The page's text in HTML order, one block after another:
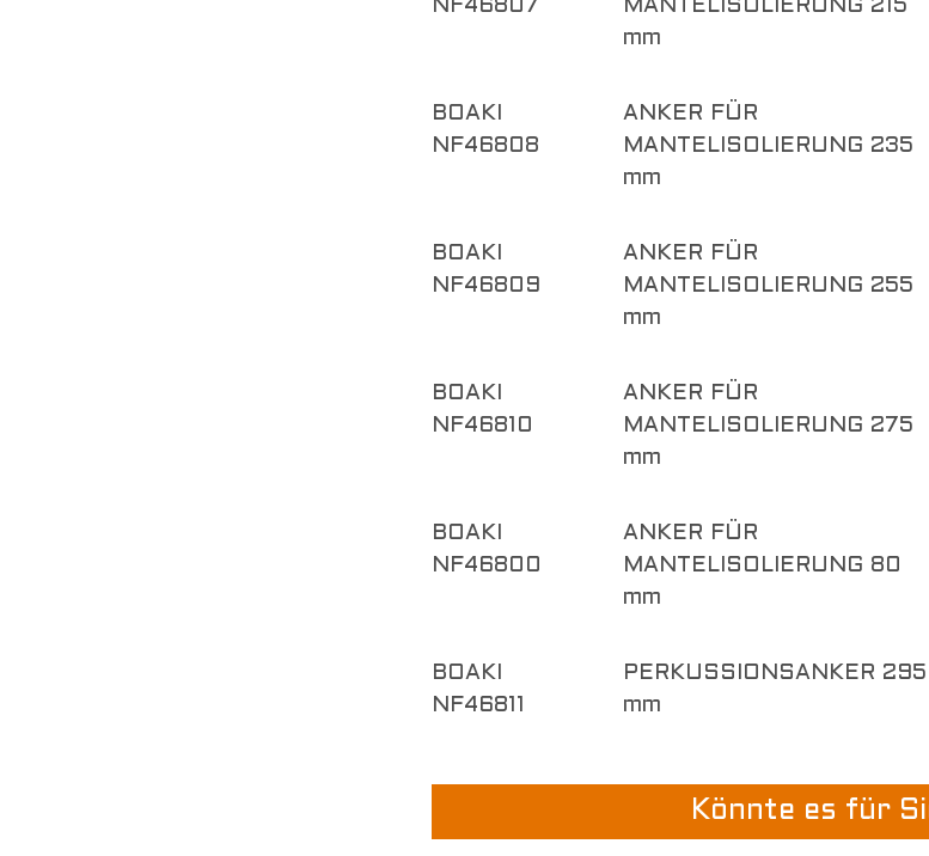
NF46807
MANTELISOLIERUNG 215
mm
BOAKI
NF46808
ANKER FÜR
MANTELISOLIERUNG 235
mm
BOAKI
NF46809
ANKER FÜR
MANTELISOLIERUNG 255
mm
BOAKI
NF46810
ANKER FÜR
MANTELISOLIERUNG 275
mm
BOAKI
NF46800
ANKER FÜR
MANTELISOLIERUNG 80
mm
BOAKI
NF46811
PERKUSSIONSANKER 295
mm
Könnte es für